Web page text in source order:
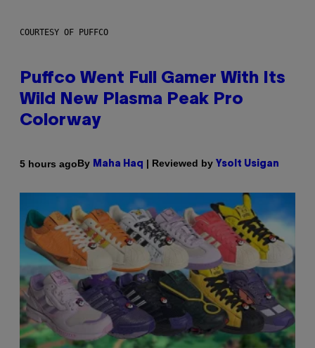
COURTESY OF PUFFCO
Puffco Went Full Gamer With Its
Wild New Plasma Peak Pro
Colorway
5 hours agoBy Maha Haq | Reviewed by Ysolt Usigan